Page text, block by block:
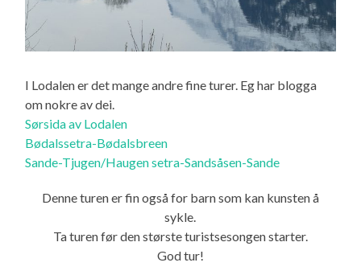
I Lodalen er det mange andre fine turer. Eg har blogga
om nokre av dei.
Sørsida av Lodalen
Bødalssetra-Bødalsbreen
Sande-Tjugen/Haugen setra-Sandsåsen-Sande
Denne turen er fin også for barn som kan kunsten å
sykle.
Ta turen før den største turistsesongen starter.
God tur!